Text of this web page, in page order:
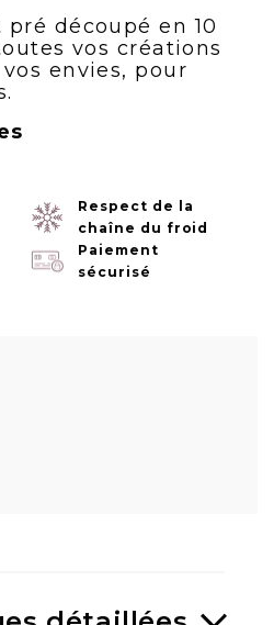
découpé en 10
vos créations
envies, pour
Respect de la
chaîne du froid
Paiement
sécurisé